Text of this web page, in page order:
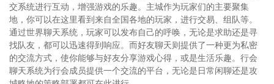
交系统进行互动，增强游戏的乐趣。主城作为玩家们的主要聚集
地，你可以在这里看到来自全国各地的玩家，进行交易、组队等。
通过世界聊天系统，玩家可以发布自己的呼唤，无论是求助还是寻
找队友，都可以迅速得到响应。而好友聊天则提供了一种更为私密
的交流方式，使你能够与好友分享游戏心得，或是生活乐趣。行会
聊天系统为行会成员提供一个交流的平台，无论是日常闲聊还是攻